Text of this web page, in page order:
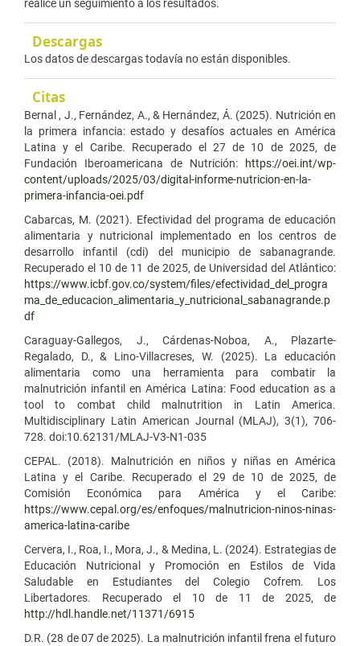
realice un seguimiento a los resultados.
Descargas
Los datos de descargas todavía no están disponibles.
Citas
Bernal , J., Fernández, A., & Hernández, Á. (2025). Nutrición en
la primera infancia: estado y desafíos actuales en América
Latina y el Caribe. Recuperado el 27 de 10 de 2025, de
Fundación Iberoamericana de Nutrición:
https://oei.int/wp-
content/uploads/2025/03/digital-informe-nutricion-en-la-
primera-infancia-oei.pdf
Cabarcas, M. (2021). Efectividad del programa de educación
alimentaria y nutricional implementado en los centros de
desarrollo infantil (cdi) del municipio de sabanagrande.
Recuperado el 10 de 11 de 2025, de Universidad del Atlántico:
https://www.icbf.gov.co/system/files/efectividad_del_progra
ma_de_educacion_alimentaria_y_nutricional_sabanagrande.p
df
Caraguay-Gallegos, J., Cárdenas-Noboa, A., Plazarte-
Regalado, D., & Lino-Villacreses, W. (2025). La educación
alimentaria como una herramienta para combatir la
malnutrición infantil en América Latina: Food education as a
tool to combat child malnutrition in Latin America.
Multidisciplinary Latin American Journal (MLAJ), 3(1), 706-
728. doi:10.62131/MLAJ-V3-N1-035
CEPAL. (2018). Malnutrición en niños y niñas en América
Latina y el Caribe. Recuperado el 29 de 10 de 2025, de
Comisión Económica para América y el Caribe:
https://www.cepal.org/es/enfoques/malnutricion-ninos-ninas-
america-latina-caribe
Cervera, I., Roa, I., Mora, J., & Medina, L. (2024). Estrategias de
Educación Nutricional y Promoción en Estilos de Vida
Saludable en Estudiantes del Colegio Cofrem. Los
Libertadores. Recuperado el 10 de 11 de 2025, de
http://hdl.handle.net/11371/6915
D.R. (28 de 07 de 2025). La malnutrición infantil frena el futuro